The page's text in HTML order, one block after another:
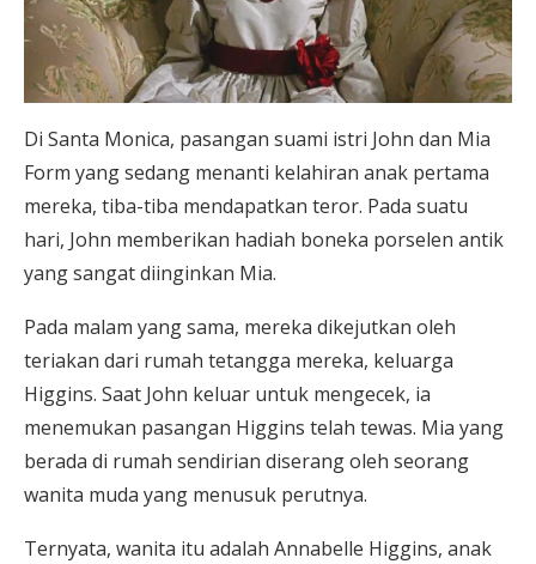
Di Santa Monica, pasangan suami istri John dan Mia
Form yang sedang menanti kelahiran anak pertama
mereka, tiba-tiba mendapatkan teror. Pada suatu
hari, John memberikan hadiah boneka porselen antik
yang sangat diinginkan Mia.
Pada malam yang sama, mereka dikejutkan oleh
teriakan dari rumah tetangga mereka, keluarga
Higgins. Saat John keluar untuk mengecek, ia
menemukan pasangan Higgins telah tewas. Mia yang
berada di rumah sendirian diserang oleh seorang
wanita muda yang menusuk perutnya.
Ternyata, wanita itu adalah Annabelle Higgins, anak